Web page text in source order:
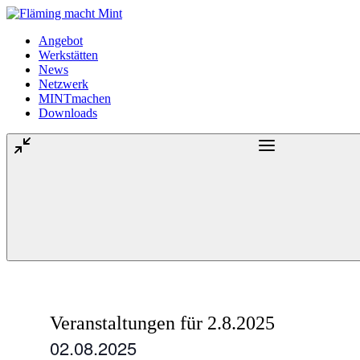
Angebot
Werkstätten
News
Netzwerk
MINTmachen
Downloads
Veranstaltungen für 2.8.2025
02.08.2025